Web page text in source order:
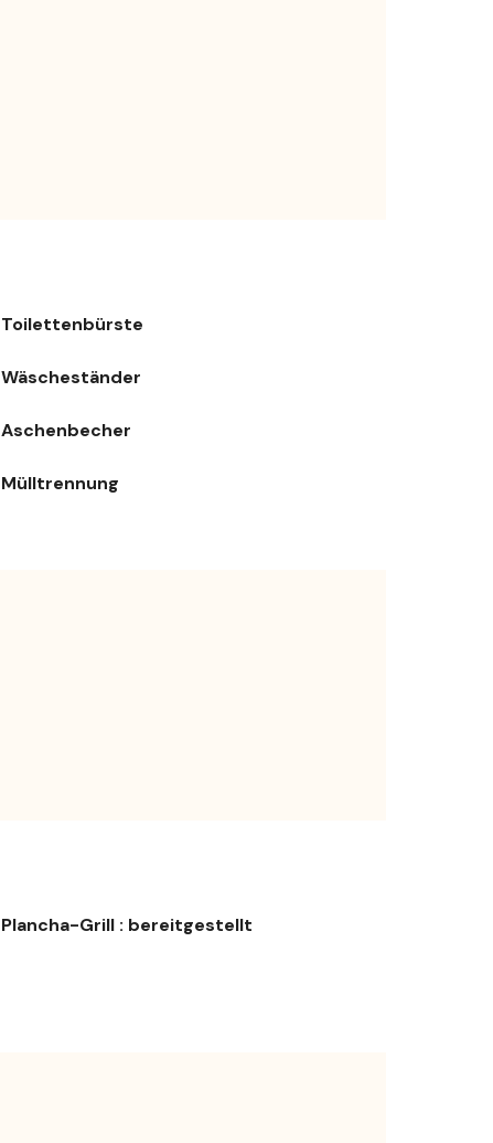
Toilettenbürste
Wäscheständer
Aschenbecher
Mülltrennung
Plancha-Grill : bereitgestellt